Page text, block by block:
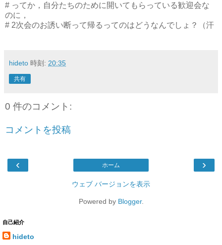
# ってか，自分たちのために開いてもらっている歓迎会な
のに，
# 2次会のお誘い断って帰るってのはどうなんでしょ？（汗
hideto 時刻: 20:35
共有
0 件のコメント:
コメントを投稿
‹ ›
ホーム
ウェブ バージョンを表示
Powered by Blogger.
自己紹介
hideto